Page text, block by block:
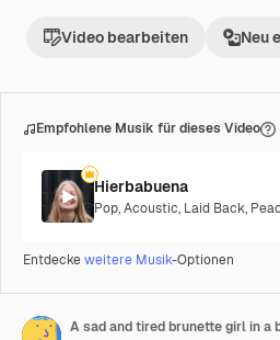
Video bearbeiten Neu
Empfohlene Musik für dieses Video
Hierbabuena
Pop,Acoustic, Laid Back,
Entdeckeweitere Musik-Optionen